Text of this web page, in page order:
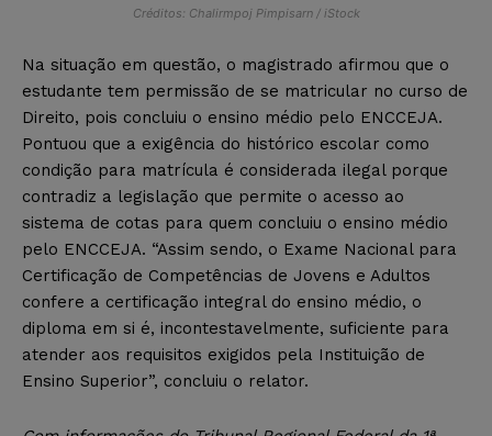
Créditos: Chalirmpoj Pimpisarn / iStock
Na situação em questão, o magistrado afirmou que o
estudante tem permissão de se matricular no curso de
Direito, pois concluiu o ensino médio pelo ENCCEJA.
Pontuou que a exigência do histórico escolar como
condição para matrícula é considerada ilegal porque
contradiz a legislação que permite o acesso ao
sistema de cotas para quem concluiu o ensino médio
pelo ENCCEJA. “Assim sendo, o Exame Nacional para
Certificação de Competências de Jovens e Adultos
confere a certificação integral do ensino médio, o
diploma em si é, incontestavelmente, suficiente para
atender aos requisitos exigidos pela Instituição de
Ensino Superior”, concluiu o relator.